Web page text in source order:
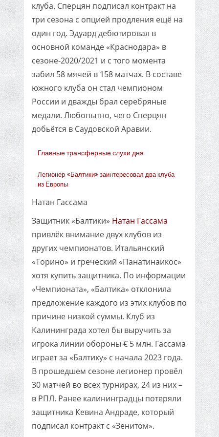
клуба. Сперцян подписал контракт на
три сезона с опцией продления ещё на
один год. Эдуард дебютировал в
основной команде «Краснодара» в
сезоне-2020/2021 и с того момента
забил 58 мячей в 158 матчах. В составе
южного клуба он стал чемпионом
России и дважды брал серебряные
медали. Любопытно, чего Сперцян
добьётся в Саудовской Аравии.
Главные трансферные слухи дня
Легионер «Балтики» заинтересовал два клуба
из Европы
Натан Гассама
Защитник «Балтики» Натан Гассама
привлёк внимание двух клубов из
других чемпионатов. Итальянский
«Торино» и греческий «Панатинаикос»
хотя купить защитника. По информации
«Чемпионата», «Балтика» отклонила
предложение каждого из этих клубов по
причине низкой суммы. Клуб из
Калининграда хотел бы выручить за
игрока линии обороны € 5 млн. Гассама
играет за «Балтику» с начала 2023 года.
В прошедшем сезоне легионер провёл
30 матчей во всех турнирах, 24 из них –
в РПЛ. Ранее калининградцы потеряли
защитника Кевина Андраде, который
подписал контракт с «Зенитом».